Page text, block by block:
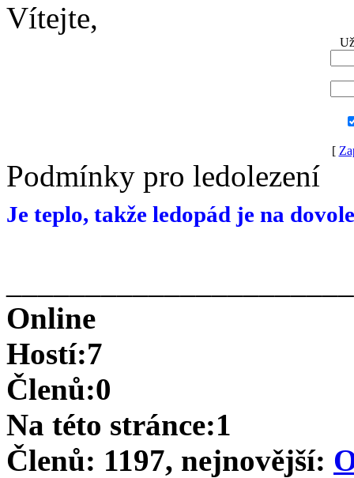
Vítejte,
[
Podmínky pro ledolezení
Je teplo, takže ledopád je na
Online
Hostí:7
Členů:0
Na této stránce:1
Členů: 1197, nejnovější: